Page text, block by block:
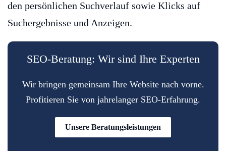
den persönlichen Suchverlauf sowie Klicks auf
Suchergebnisse und Anzeigen.
SEO-Beratung: Wir sind Ihre Experten
Wir bringen gemeinsam Ihre Website nach vorne.
Profitieren Sie von jahrelanger SEO-Erfahrung.
Unsere Beratungsleistungen